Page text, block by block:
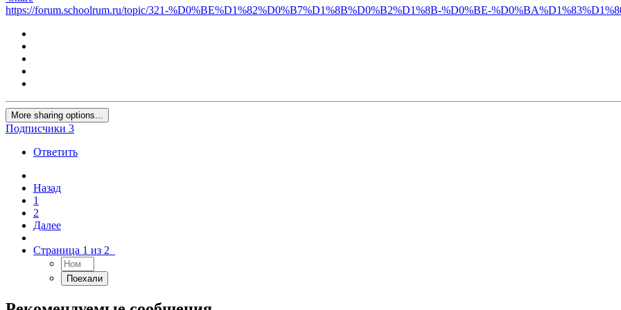
https://forum.schoolrum.ru/topic/321-%D0%BE%D1%82%D0%B7%D1%8B%D0%B2%D1%8B-%D0%BE-
More sharing options...
Подписчики 3
Ответить
Назад
1
2
Далее
Страница 1 из 2